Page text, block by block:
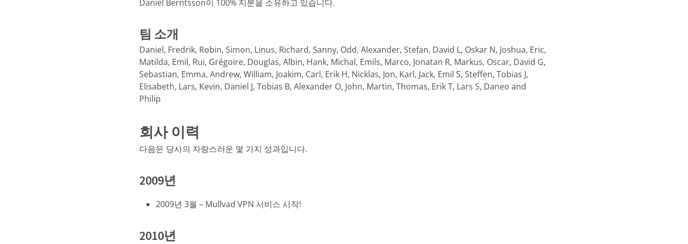
Daniel Berntsson이 100% 지분을 소유하고 있습니다.
팀 소개
Daniel, Fredrik, Robin, Simon, Linus, Richard, Sanny, Odd, Alexander, Stefan, David L, Oskar N, Joshua, Eric,
Matilda, Emil, Rui, Grégoire, Douglas, Albin, Hank, Michal, Emils, Marco, Jonatan R, Markus, Oscar, David G,
Sebastian, Emma, Andrew, William, Joakim, Carl, Erik H, Nicklas, Jon, Karl, Jack, Emil S, Steffen, Tobias J,
Elisabeth, Lars, Kevin, Daniel J, Tobias B, Alexander O, John, Martin, Thomas, Erik T, Lars S, Daneo and
Philip
회사 이력
다음은 당사의 자랑스러운 몇 가지 성과입니다.
2009년
2009년 3월 – Mullvad VPN 서비스 시작!
2010년